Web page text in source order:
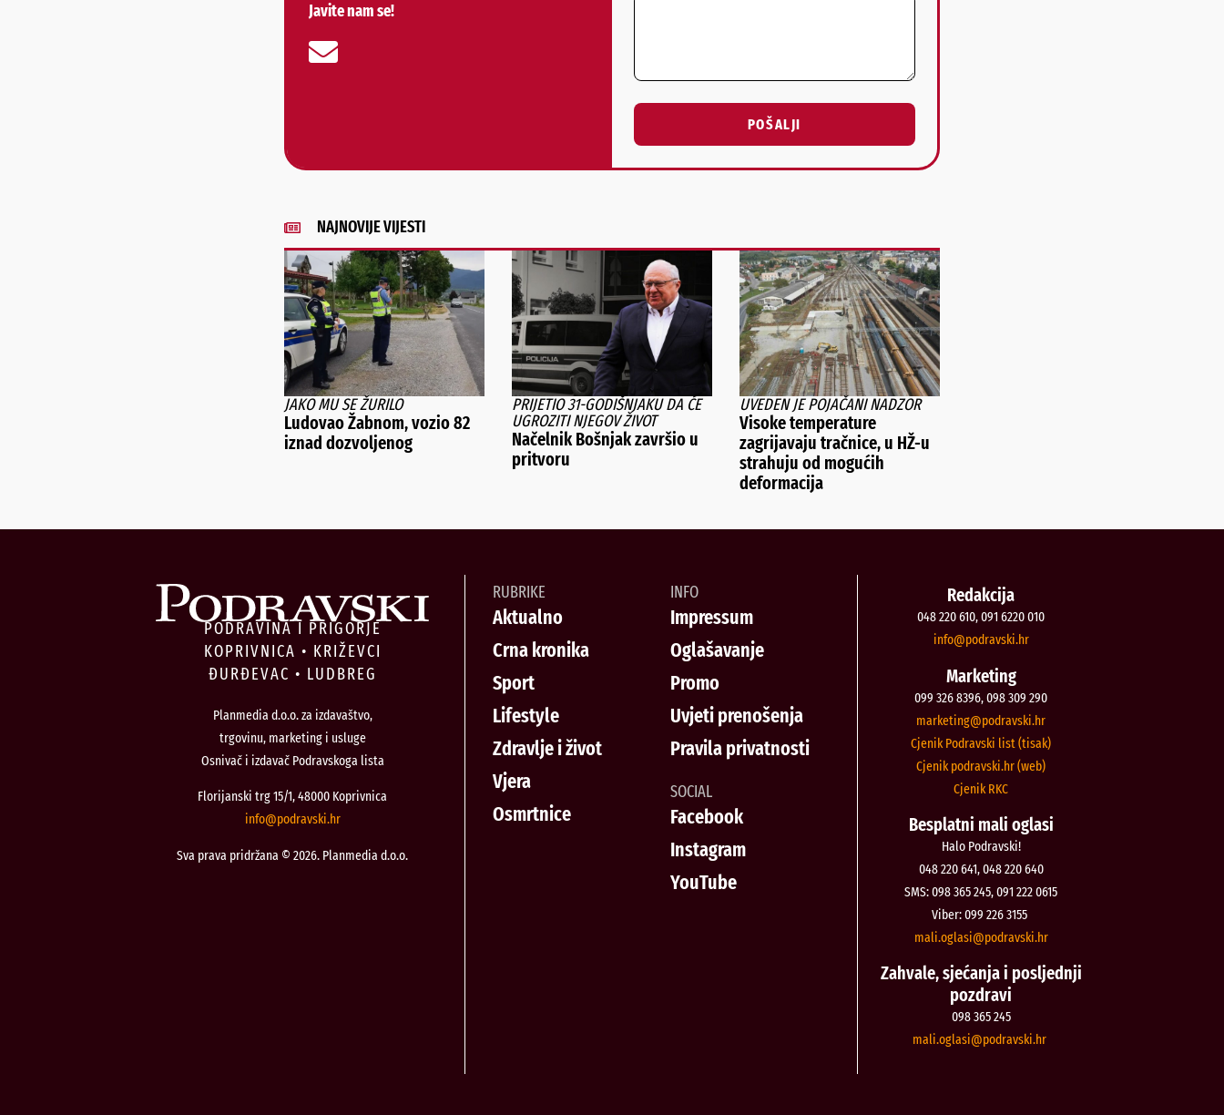
Javite nam se!
POŠALJI
NAJNOVIJE VIJESTI
JAKO MU SE ŽURILO
Ludovao Žabnom, vozio 82
iznad dozvoljenog
PRIJETIO 31-GODIŠNJAKU DA ĆE
UGROZITI NJEGOV ŽIVOT
Načelnik Bošnjak završio u
pritvoru
UVEDEN JE POJAČANI NADZOR
Visoke temperature
zagrijavaju tračnice, u HŽ-u
strahuju od mogućih
deformacija
PODRAVINA I PRIGORJE
KOPRIVNICA • KRIŽEVCI
ĐURĐEVAC • LUDBREG
Planmedia d.o.o. za izdavaštvo,
trgovinu, marketing i usluge
Osnivač i izdavač Podravskoga lista
Florijanski trg 15/1, 48000 Koprivnica
rh.iksvardop
@ofni
Sva prava pridržana © 2026. Planmedia d.o.o.
RUBRIKE
Aktualno
Crna kronika
Sport
Lifestyle
Zdravlje i život
Vjera
Osmrtnice
INFO
Impressum
Oglašavanje
Promo
Uvjeti prenošenja
Pravila privatnosti
SOCIAL
Facebook
Instagram
YouTube
Redakcija
048 220 610, 091 6220 010
rh.iksvardop
@ofni
Marketing
099 326 8396, 098 309 290
rh.iksvardop
@gnitekram
Cjenik Podravski list (tisak)
Cjenik podravski.hr (web)
Cjenik RKC
Besplatni mali oglasi
Halo Podravski!
048 220 641, 048 220 640
SMS: 098 365 245, 091 222 0615
Viber: 099 226 3155
rh.iksvardop
@isalgo.ilam
Zahvale, sjećanja i posljednji
pozdravi
098 365 245
rh.iksvardop
@isalgo.ilam